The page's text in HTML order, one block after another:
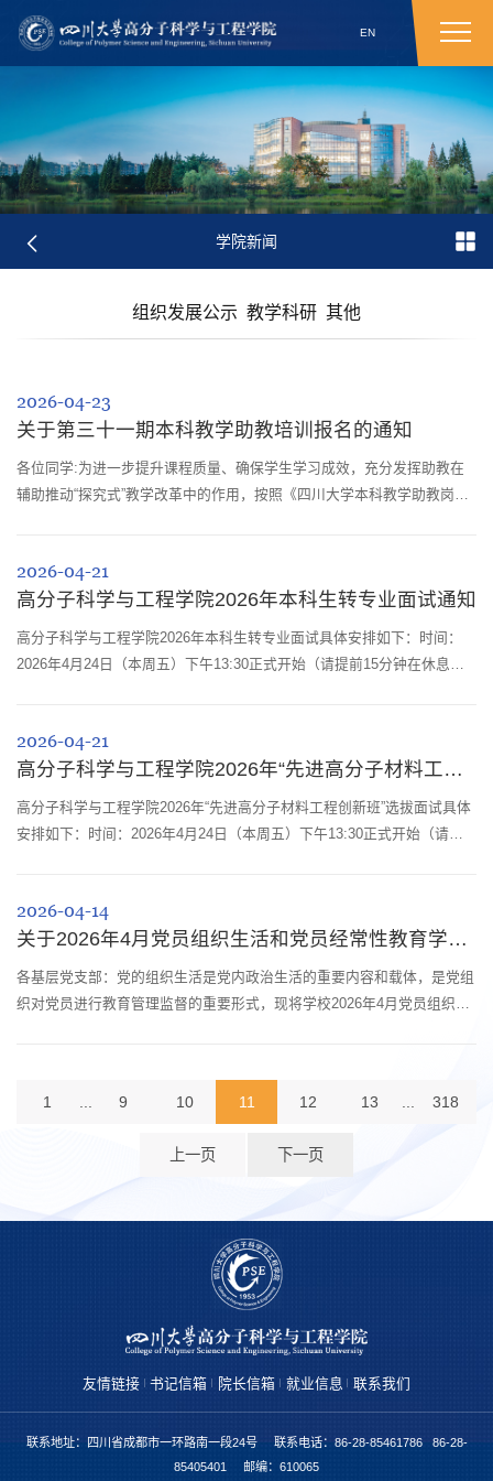
EN
学院新闻
组织发展公示 教学科研 其他
2026-04-23
关于第三十一期本科教学助教培训报名的通知
各位同学:为进一步提升课程质量、确保学生学习成效，充分发挥助教在
辅助推动“探究式”教学改革中的作用，按照《四川大学本科教学助教岗位
助教报名和培训工作。为做好此项工作，现将有关事宜通知如下：一、报
名对象1.在校全日制的硕士和博士研究生；2. 2025年已获推荐免试研究生
资格的在校...
2026-04-21
高分子科学与工程学院2026年本科生转专业面试通知
高分子科学与工程学院2026年本科生转专业面试具体安排如下：时间：
2026年4月24日（本周五）下午13:30正式开始（请提前15分钟在休息区
5分钟，包括：（1）自我介绍1分钟，中英文不限，主要内容为兴趣爱
好、特长及对高分子材料与工程专业的认识；（2）专家考核时间4分钟，
考核主要内容包括学生...
2026-04-21
高分子科学与工程学院2026年“先进高分子材料工程创新班”选拔面试通知
高分子科学与工程学院2026年“先进高分子材料工程创新班”选拔面试具体
安排如下：时间：2026年4月24日（本周五）下午13:30正式开始（请提
学面试考核时间为8分钟，包括：（1）自我介绍1分钟，中英文不限，主
要内容为兴趣爱好、特长及对高分子材料与工程专业的认识；（2）专家
考核时间7分钟，...
2026-04-14
关于2026年4月党员组织生活和党员经常性教育学习内容安排的通知
各基层党支部：党的组织生活是党内政治生活的重要内容和载体，是党组
织对党员进行教育管理监督的重要形式，现将学校2026年4月党员组织生
和广大党员、干部要深入学习贯彻习近平总书记在深入推进雄安新区高质
量建设和发展座谈会上、在参加首都义务植树活动时的重要讲话精神，给
1 ... 9 10 11 12 13 ... 318
上一页 下一页
友情链接 书记信箱 院长信箱 就业信息 联系我们
联系地址：四川省成都市一环路南一段24号 联系电话：86-28-85461786 86-28-
85405401 邮编：610065